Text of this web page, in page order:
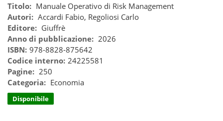
Titolo: Manuale Operativo di Risk Management
Autori: Accardi Fabio, Regoliosi Carlo
Editore: Giuffrè
Anno di pubblicazione: 2026
ISBN: 978-8828-875642
Codice interno: 24225581
Pagine: 250
Categoria: Economia
Disponibile